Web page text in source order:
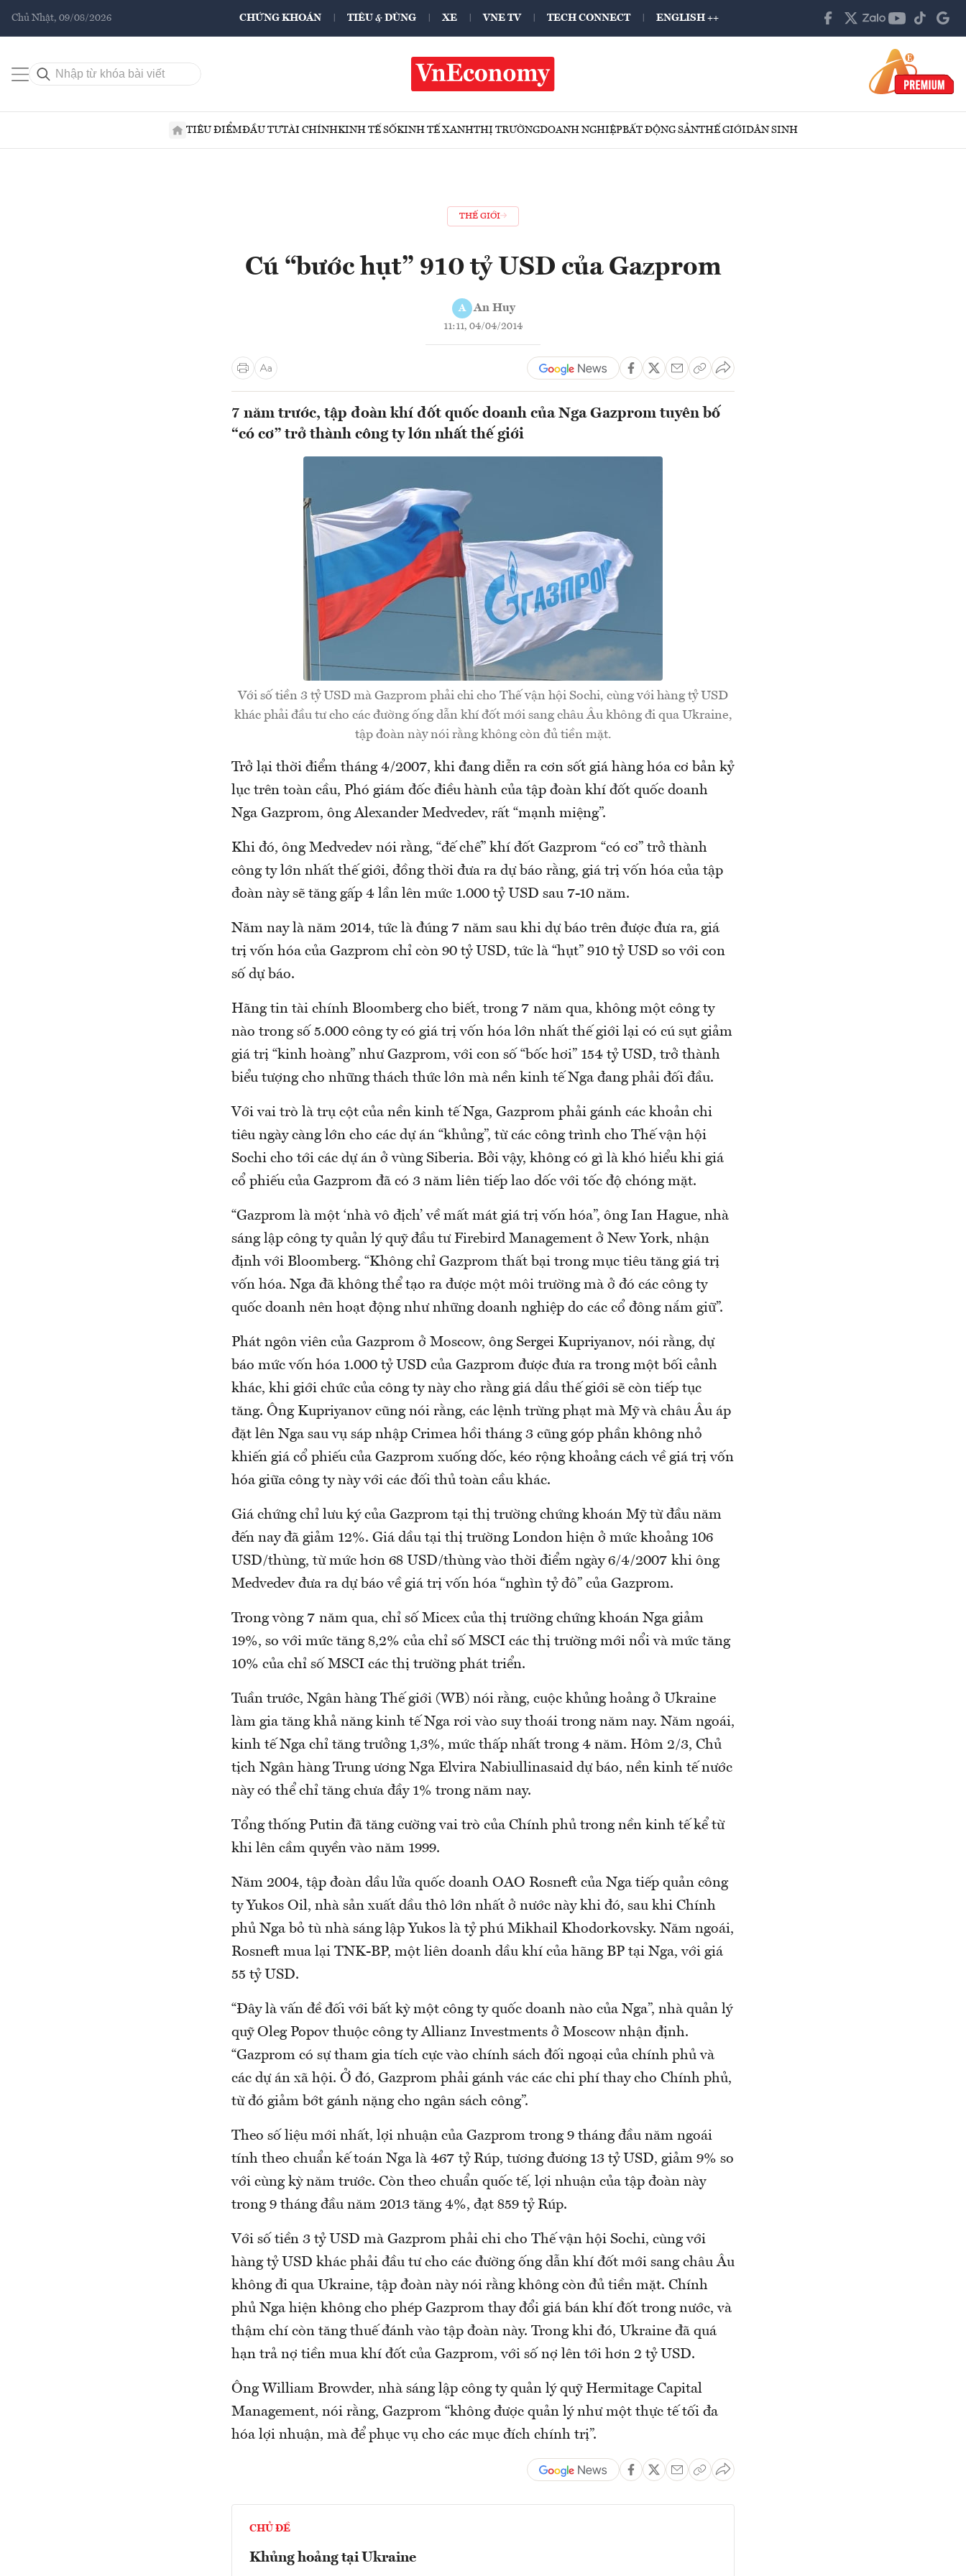
Chủ Nhật, 09/08/2026 CHỨNG KHOÁN TIÊU & DÙNG XE VNE TV TECH CONNECT ENGLISH ++
TIÊU ĐIỂMĐẦU TƯTÀI CHÍNHKINH TẾ SỐKINH TẾ XANHTHỊ TRƯỜNGDOANH NGHIỆPBẤT ĐỘNG SẢNTHẾ GIỚIDÂN SINH
THẾ GIỚI
Cú “bước hụt” 910 tỷ USD của Gazprom
A An Huy
11:11, 04/04/2014
7 năm trước, tập đoàn khí đốt quốc doanh của Nga Gazprom tuyên bố
“có cơ” trở thành công ty lớn nhất thế giới
Với số tiền 3 tỷ USD mà Gazprom phải chi cho Thế vận hội Sochi, cùng với hàng tỷ USD
khác phải đầu tư cho các đường ống dẫn khí đốt mới sang châu Âu không đi qua Ukraine,
tập đoàn này nói rằng không còn đủ tiền mặt.
Trở lại thời điểm tháng 4/2007, khi đang diễn ra cơn sốt giá hàng hóa cơ bản kỷ
lục trên toàn cầu, Phó giám đốc điều hành của tập đoàn khí đốt quốc doanh
Nga Gazprom, ông Alexander Medvedev, rất “mạnh miệng”.
Khi đó, ông Medvedev nói rằng, “đế chế” khí đốt Gazprom “có cơ” trở thành
công ty lớn nhất thế giới, đồng thời đưa ra dự báo rằng, giá trị vốn hóa của tập
đoàn này sẽ tăng gấp 4 lần lên mức 1.000 tỷ USD sau 7-10 năm.
Năm nay là năm 2014, tức là đúng 7 năm sau khi dự báo trên được đưa ra, giá
trị vốn hóa của Gazprom chỉ còn 90 tỷ USD, tức là “hụt” 910 tỷ USD so với con
số dự báo.
Hãng tin tài chính Bloomberg cho biết, trong 7 năm qua, không một công ty
nào trong số 5.000 công ty có giá trị vốn hóa lớn nhất thế giới lại có cú sụt giảm
giá trị “kinh hoàng” như Gazprom, với con số “bốc hơi” 154 tỷ USD, trở thành
biểu tượng cho những thách thức lớn mà nền kinh tế Nga đang phải đối đầu.
Với vai trò là trụ cột của nền kinh tế Nga, Gazprom phải gánh các khoản chi
tiêu ngày càng lớn cho các dự án “khủng”, từ các công trình cho Thế vận hội
Sochi cho tới các dự án ở vùng Siberia. Bởi vậy, không có gì là khó hiểu khi giá
cổ phiếu của Gazprom đã có 3 năm liên tiếp lao dốc với tốc độ chóng mặt.
“Gazprom là một ‘nhà vô địch’ về mất mát giá trị vốn hóa”, ông Ian Hague, nhà
sáng lập công ty quản lý quỹ đầu tư Firebird Management ở New York, nhận
định với Bloomberg. “Không chỉ Gazprom thất bại trong mục tiêu tăng giá trị
vốn hóa. Nga đã không thể tạo ra được một môi trường mà ở đó các công ty
quốc doanh nên hoạt động như những doanh nghiệp do các cổ đông nắm giữ”.
Phát ngôn viên của Gazprom ở Moscow, ông Sergei Kupriyanov, nói rằng, dự
báo mức vốn hóa 1.000 tỷ USD của Gazprom được đưa ra trong một bối cảnh
khác, khi giới chức của công ty này cho rằng giá dầu thế giới sẽ còn tiếp tục
tăng. Ông Kupriyanov cũng nói rằng, các lệnh trừng phạt mà Mỹ và châu Âu áp
đặt lên Nga sau vụ sáp nhập Crimea hồi tháng 3 cũng góp phần không nhỏ
khiến giá cổ phiếu của Gazprom xuống dốc, kéo rộng khoảng cách về giá trị vốn
hóa giữa công ty này với các đối thủ toàn cầu khác.
Giá chứng chỉ lưu ký của Gazprom tại thị trường chứng khoán Mỹ từ đầu năm
đến nay đã giảm 12%. Giá dầu tại thị trường London hiện ở mức khoảng 106
USD/thùng, từ mức hơn 68 USD/thùng vào thời điểm ngày 6/4/2007 khi ông
Medvedev đưa ra dự báo về giá trị vốn hóa “nghìn tỷ đô” của Gazprom.
Trong vòng 7 năm qua, chỉ số Micex của thị trường chứng khoán Nga giảm
19%, so với mức tăng 8,2% của chỉ số MSCI các thị trường mới nổi và mức tăng
10% của chỉ số MSCI các thị trường phát triển.
Tuần trước, Ngân hàng Thế giới (WB) nói rằng, cuộc khủng hoảng ở Ukraine
làm gia tăng khả năng kinh tế Nga rơi vào suy thoái trong năm nay. Năm ngoái,
kinh tế Nga chỉ tăng trưởng 1,3%, mức thấp nhất trong 4 năm. Hôm 2/3, Chủ
tịch Ngân hàng Trung ương Nga Elvira Nabiullinasaid dự báo, nền kinh tế nước
này có thể chỉ tăng chưa đầy 1% trong năm nay.
Tổng thống Putin đã tăng cường vai trò của Chính phủ trong nền kinh tế kể từ
khi lên cầm quyền vào năm 1999.
Năm 2004, tập đoàn dầu lửa quốc doanh OAO Rosneft của Nga tiếp quản công
ty Yukos Oil, nhà sản xuất dầu thô lớn nhất ở nước này khi đó, sau khi Chính
phủ Nga bỏ tù nhà sáng lập Yukos là tỷ phú Mikhail Khodorkovsky. Năm ngoái,
Rosneft mua lại TNK-BP, một liên doanh dầu khí của hãng BP tại Nga, với giá
55 tỷ USD.
“Đây là vấn đề đối với bất kỳ một công ty quốc doanh nào của Nga”, nhà quản lý
quỹ Oleg Popov thuộc công ty Allianz Investments ở Moscow nhận định.
“Gazprom có sự tham gia tích cực vào chính sách đối ngoại của chính phủ và
các dự án xã hội. Ở đó, Gazprom phải gánh vác các chi phí thay cho Chính phủ,
từ đó giảm bớt gánh nặng cho ngân sách công”.
Theo số liệu mới nhất, lợi nhuận của Gazprom trong 9 tháng đầu năm ngoái
tính theo chuẩn kế toán Nga là 467 tỷ Rúp, tương đương 13 tỷ USD, giảm 9% so
với cùng kỳ năm trước. Còn theo chuẩn quốc tế, lợi nhuận của tập đoàn này
trong 9 tháng đầu năm 2013 tăng 4%, đạt 859 tỷ Rúp.
Với số tiền 3 tỷ USD mà Gazprom phải chi cho Thế vận hội Sochi, cùng với
hàng tỷ USD khác phải đầu tư cho các đường ống dẫn khí đốt mới sang châu Âu
không đi qua Ukraine, tập đoàn này nói rằng không còn đủ tiền mặt. Chính
phủ Nga hiện không cho phép Gazprom thay đổi giá bán khí đốt trong nước, và
thậm chí còn tăng thuế đánh vào tập đoàn này. Trong khi đó, Ukraine đã quá
hạn trả nợ tiền mua khí đốt của Gazprom, với số nợ lên tới hơn 2 tỷ USD.
Ông William Browder, nhà sáng lập công ty quản lý quỹ Hermitage Capital
Management, nói rằng, Gazprom “không được quản lý như một thực tế tối đa
hóa lợi nhuận, mà để phục vụ cho các mục đích chính trị”.
CHỦ ĐỀ
Khủng hoảng tại Ukraine